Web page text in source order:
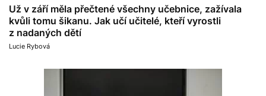
Už v září měla přečtené všechny učebnice, zažívala
kvůli tomu šikanu. Jak učí učitelé, kteří vyrostli
z nadaných dětí
Lucie Rybová